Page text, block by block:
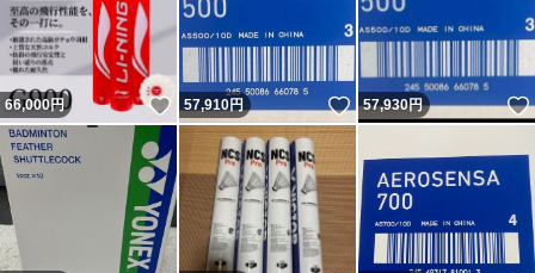
66,000円 いいね！
57,910円 いいね！
57,930円